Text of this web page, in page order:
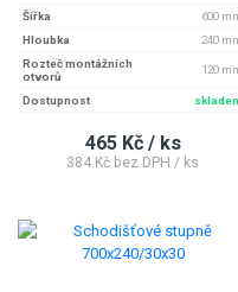
Šířka
600
Hloubka
240
Rozteč montážních
otvorů
120
Dostupnost
465 Kč / ks
384 Kč bez DPH / ks